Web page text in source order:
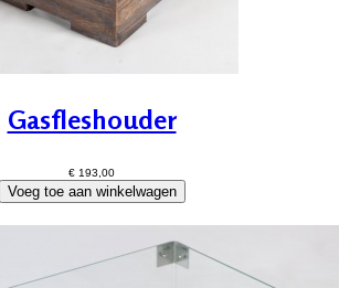
Gasfleshouder
€ 193,00